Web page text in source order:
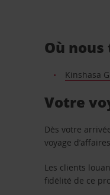
Où
Kinshasa
Votre
Dès votre
voyage
Les clients
fidélité de ce